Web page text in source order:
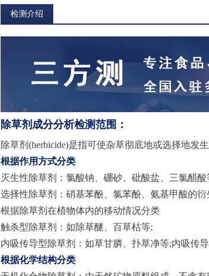
检测介绍
除草剂成分分析检测范围：
除草剂(herbicide)是指可使杂草彻底地或选择地发
根据作用方式分类
灭生性除草剂：氯酸钠、硼砂、砒酸盐、三氯醋酸
选择性除草剂：硝基苯酚、氯苯酚、氨基甲酸的衍
根据除草剂在植物体内的移动情况分类
触杀型除草剂：如除草醚、百草枯等;
内吸传导型除草剂：如草甘膦、扑草净等;内吸传
根据化学结构分类